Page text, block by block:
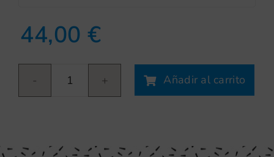
44,00€
Arco
hojas
Añadir al carrito